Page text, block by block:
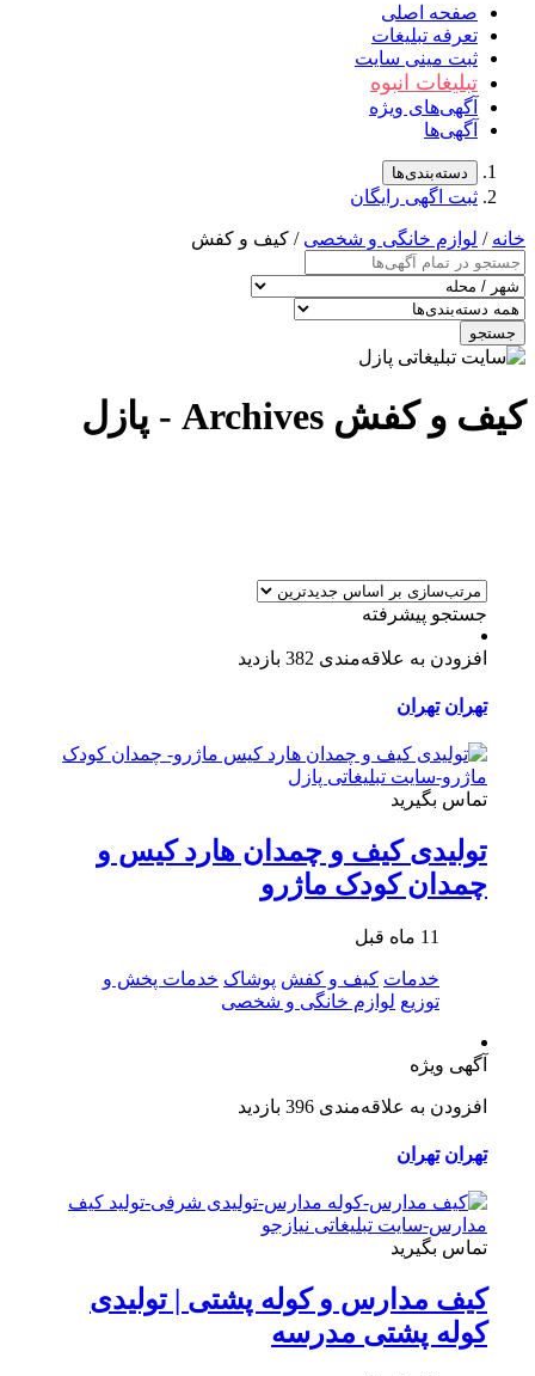
صفحه اصلی
تعرفه تبلیغات
ثبت مینی سایت
تبلیغات انبوه
آگهی‌های ویژه
آگهی‌ها
دسته‌بندی‌ها
ثبت اگهی رایگان
خانه / لوازم خانگی و شخصی / کیف و کفش
جستجو
کیف و کفش Archives - پازل
جستجو پیشرفته
افزودن به علاقه‌مندی 382 بازدید
تهران تهران
تماس بگیرید
تولیدی کیف و چمدان هارد کیس و
چمدان کودک ماژرو
11 ماه قبل
خدمات کیف و کفش پوشاک خدمات پخش و
توزیع لوازم خانگی و شخصی
آگهی ویژه
افزودن به علاقه‌مندی 396 بازدید
تهران تهران
تماس بگیرید
کیف مدارس و کوله پشتی | تولیدی
کوله پشتی مدرسه